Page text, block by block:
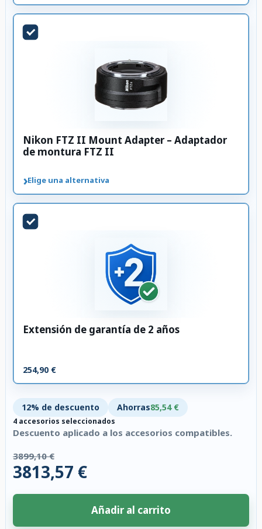
Nikon FTZ II Mount Adapter – Adaptador
de montura FTZ II
›Elige una alternativa
Extensión de garantía de 2 años
254,90 €
12% de descuento Ahorras85,54 €
4 accesorios seleccionados
Descuento aplicado a los accesorios compatibles.
3899,10 €
3813,57 €
Añadir al carrito